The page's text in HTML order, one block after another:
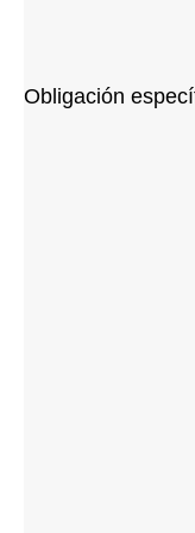
Obligación